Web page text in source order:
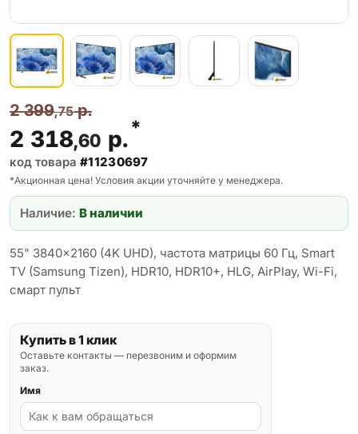
2 399,75р.
2 318,60 р.*
код товара #11230697
*Акционная цена! Условия акции уточняйте у менеджера.
Наличие: В наличии
55" 3840x2160 (4K UHD), частота матрицы 60 Гц, Smart
TV (Samsung Tizen), HDR10, HDR10+, HLG, AirPlay, Wi-Fi,
смарт пульт
Купить в 1 клик
Оставьте контакты — перезвоним и оформим
заказ.
Имя